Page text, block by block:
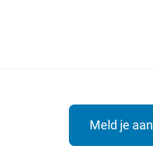
Meld je aan